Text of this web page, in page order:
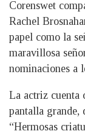
Corenswet
Rachel
papel como la
maravillosa
nominaciones a
La actriz cuenta
pantalla grande,
“Hermosas